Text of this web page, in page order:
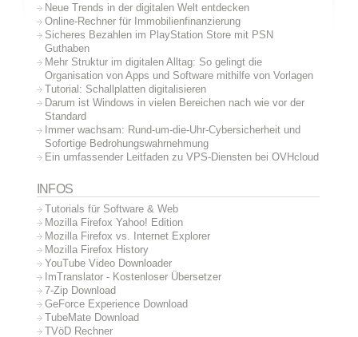
Neue Trends in der digitalen Welt entdecken
Online-Rechner für Immobilienfinanzierung
Sicheres Bezahlen im PlayStation Store mit PSN
Guthaben
Mehr Struktur im digitalen Alltag: So gelingt die
Organisation von Apps und Software mithilfe von Vorlagen
Tutorial: Schallplatten digitalisieren
Darum ist Windows in vielen Bereichen nach wie vor der
Standard
Immer wachsam: Rund-um-die-Uhr-Cybersicherheit und
Sofortige Bedrohungswahrnehmung
Ein umfassender Leitfaden zu VPS-Diensten bei OVHcloud
INFOS
Tutorials für Software & Web
Mozilla Firefox Yahoo! Edition
Mozilla Firefox vs. Internet Explorer
Mozilla Firefox History
YouTube Video Downloader
ImTranslator - Kostenloser Übersetzer
7-Zip Download
GeForce Experience Download
TubeMate Download
TVöD Rechner